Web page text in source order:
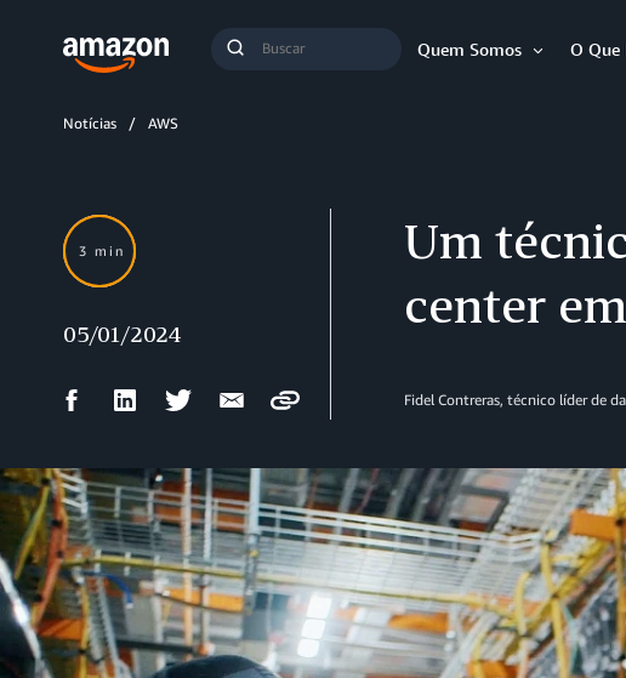
Buscar
Quem Somos
O Que
Notícias AWS
Um
center
Fidel Contreras, técnico líder de
3 min
05/01/2024
CompartilharCompartilharCompartilharCompartilhar
mail
Copy